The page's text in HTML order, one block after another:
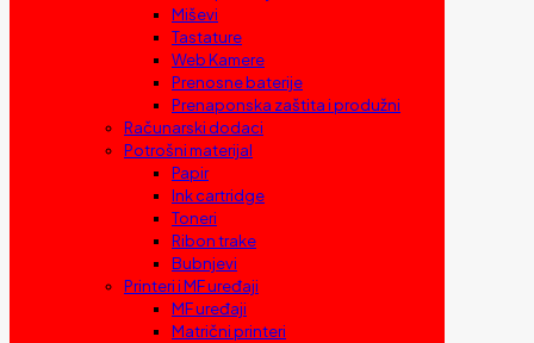
Miševi
Tastature
Web Kamere
Prenosne baterije
Prenaponska zaštita i produžni
Računarski dodaci
Potrošni materijal
Papir
Ink cartridge
Toneri
Ribon trake
Bubnjevi
Printeri i MF uređaji
MF uređaji
Matrični printeri